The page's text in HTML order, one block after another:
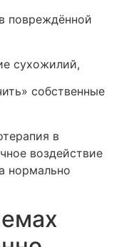
повреждённой
сухожилий,
собственные
в
воздействие
нормально